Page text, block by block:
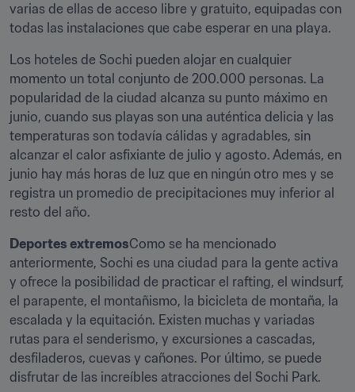
varias de ellas de acceso libre y gratuito, equipadas con
todas las instalaciones que cabe esperar en una playa.
Los hoteles de Sochi pueden alojar en cualquier
momento un total conjunto de 200.000 personas. La
popularidad de la ciudad alcanza su punto máximo en
junio, cuando sus playas son una auténtica delicia y las
temperaturas son todavía cálidas y agradables, sin
alcanzar el calor asfixiante de julio y agosto. Además, en
junio hay más horas de luz que en ningún otro mes y se
registra un promedio de precipitaciones muy inferior al
resto del año.
Deportes extremosComo se ha mencionado
anteriormente, Sochi es una ciudad para la gente activa
y ofrece la posibilidad de practicar el rafting, el windsurf,
el parapente, el montañismo, la bicicleta de montaña, la
escalada y la equitación. Existen muchas y variadas
rutas para el senderismo, y excursiones a cascadas,
desfiladeros, cuevas y cañones. Por último, se puede
disfrutar de las increíbles atracciones del Sochi Park.